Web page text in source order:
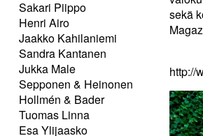
Sakari Piippo
Henri Airo
Jaakko Kahilaniemi
Sandra Kantanen
Jukka Male
Sepponen & Heinonen
Hollmén & Bader
Tuomas Linna
Esa Ylijaasko
sekä
http://